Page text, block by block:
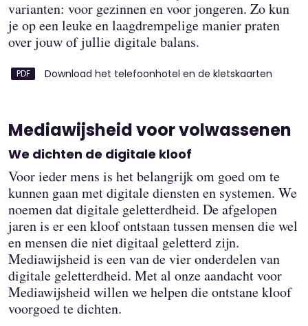
varianten: voor gezinnen en voor jongeren. Zo kun
je op een leuke en laagdrempelige manier praten
over jouw of jullie digitale balans.
Download het telefoonhotel en de kletskaarten
Mediawijsheid voor volwassenen
We dichten de digitale kloof
Voor ieder mens is het belangrijk om goed om te
kunnen gaan met digitale diensten en systemen. We
noemen dat digitale geletterdheid. De afgelopen
jaren is er een kloof ontstaan tussen mensen die wel
en mensen die niet digitaal geletterd zijn.
Mediawijsheid is een van de vier onderdelen van
digitale geletterdheid. Met al onze aandacht voor
Mediawijsheid willen we helpen die ontstane kloof
voorgoed te dichten.